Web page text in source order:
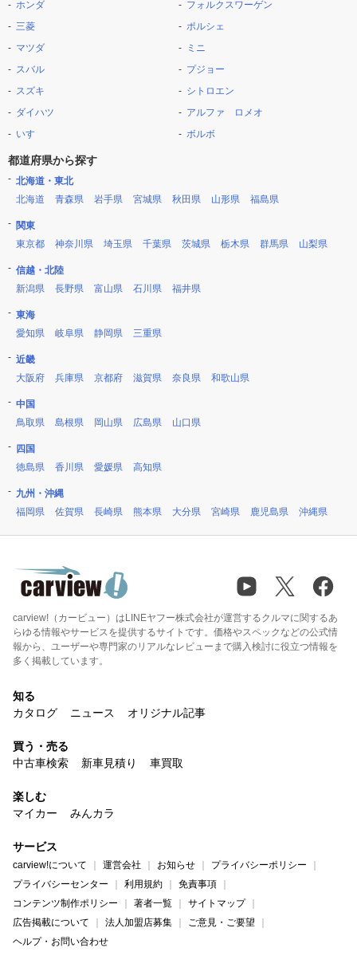
ホンダ
三菱
マツダ
スバル
スズキ
ダイハツ
いすゞ
フォルクスワーゲン
ポルシェ
ミニ
プジョー
シトロエン
アルファ ロメオ
ボルボ
都道府県から探す
北海道・東北
北海道
青森県 岩手県 宮城県 秋田県 山形県 福島県
関東
東京都
神奈川県 埼玉県 千葉県 茨城県 栃木県 群馬県 山梨県
信越・北陸
新潟県
長野県 富山県 石川県 福井県
東海
愛知県
岐阜県 静岡県 三重県
近畿
大阪府
兵庫県 京都府 滋賀県 奈良県 和歌山県
中国
鳥取県
島根県 岡山県 広島県 山口県
四国
徳島県
香川県 愛媛県 高知県
九州・沖縄
福岡県
佐賀県 長崎県 熊本県 大分県 宮崎県 鹿児島県 沖縄県
carview!（カービュー）はLINEヤフー株式会社が運営するクルマに関するあ
らゆる情報やサービスを提供するサイトです。価格やスペックなどの公式情
報から、ユーザーや専門家のリアルなレビューまで購入検討に役立つ情報を
多く掲載しています。
知る
カタログ
ニュース オリジナル記事
買う・売る
中古車検索
新車見積り 車買取
楽しむ
マイカー
みんカラ
サービス
carview!について 運営会社 お知らせ
プライバシーポリシー
プライバシーセンター
利用規約
免責事項
コンテンツ制作ポリシー
著者一覧
サイトマップ
広告掲載について
法人加盟店募集
ご意見・ご要望
ヘルプ・お問い合わせ